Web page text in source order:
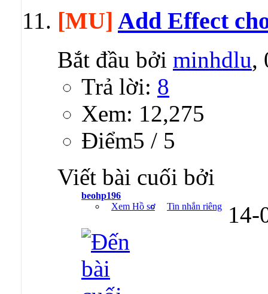
[MU] Add Effect
Bắt đầu bởi minhdlu,
Trả lời: 8
Xem: 12,275
Ðiểm5 / 5
Viết bài cuối bởi
beohp196
Xem Hồ sơ
Tin nhắn riêng